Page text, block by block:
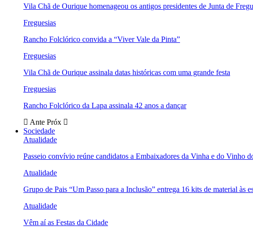
Vila Chã de Ourique homenageou os antigos presidentes de Junta de
Freguesias
Rancho Folclórico convida a “Viver Vale da Pinta”
Freguesias
Vila Chã de Ourique assinala datas históricas com uma grande festa
Freguesias
Rancho Folclórico da Lapa assinala 42 anos a dançar
Ante Próx
Sociedade
Atualidade
Passeio convívio reúne candidatos a Embaixadores da Vinha e do Vinho
Atualidade
Grupo de Pais “Um Passo para a Inclusão” entrega 16 kits de material às
Atualidade
Vêm aí as Festas da Cidade